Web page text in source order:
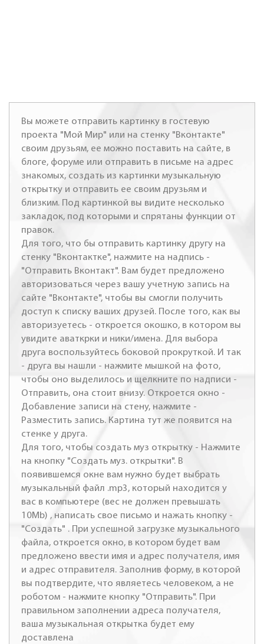
Вы можете отправить картинку в гостевую
проекта "Мой Мир" или на стенку "Вконтакте"
своим друзьям, ее можно поставить на сайте, в
блоге, форуме или отправить в письме на адрес
знакомых, создать из картинки музыкальную
открытку и отправить ее своим друзьям и
близким. Под картинкой вы видите несколько
закладок, под которыми и спрятаны функции от
правок.
Для того, что бы отправить картинку другу на
стенку "Вконтактке", нажмите на надпись -
"Отправить Вконтакт". Вам будет предложено
авторизоваться через вашу учетную запись на
сайте "Вконтакте", чтобы вы смогли получить
доступ к списку ваших друзей. После того, как вы
авторизуетесь - откроется окошко, в котором вы
увидите аваткрки и ники/имена. Для выбора
друга воспользуйтесь боковой прокруткой. И так
- друга вы нашли - нажмите мышкой на фото,
чтобы оно выделилось и щелкните по надписи -
Отправить, она стоит внизу. Откроется окно -
Добавление записи на стену, нажмите -
Разместить запись. Картина тут же появится на
стенке у друга.
Для того, чтобы создать муз открытку - Нажмите
на кнопку "Создать муз. открытки". В
появившемся окне вам нужно будет выбрать
музыкальный файл .mp3, который находится у
вас в компьютере (вес не должен превышать
10Mb) , написать свое письмо и нажать кнопку -
"Создать" . При успешной загрузке музыкального
файла, откроется окно, в котором будет вам
предложено ввести имя и адрес получателя, имя
и адрес отправителя. Заполнив форму, в которой
вы подтвердите, что являетесь человеком, а не
роботом - нажмите кнопку "Отправить". При
правильном заполнении адреса получателя,
ваша музыкальная открытка будет ему
доставлена